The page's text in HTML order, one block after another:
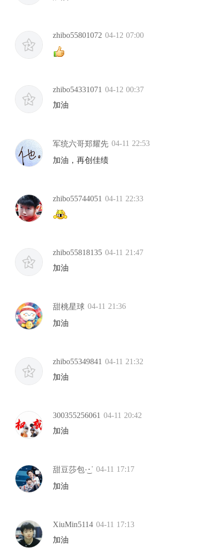
zhibo55801072 04-12 07:00
zhibo54331071 04-12 00:37
加油
军统六哥郑耀先 04-11 22:53
加油，再创佳绩
zhibo55744051 04-11 22:33
zhibo55818135 04-11 21:47
加油
甜桃星球 04-11 21:36
加油
zhibo55349841 04-11 21:32
加油
300355256061 04-11 20:42
加油
甜豆莎包·͜･ᐝ 04-11 17:17
加油
XiuMin5114 04-11 17:13
加油